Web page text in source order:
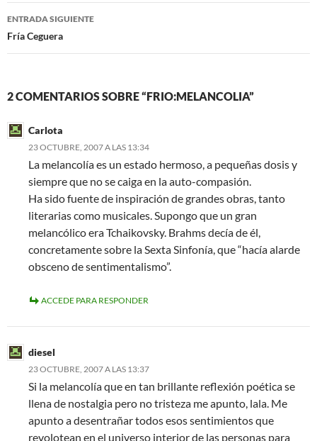
entradas
ENTRADA SIGUIENTE
Fría Ceguera
2 COMENTARIOS SOBRE “FRIO:MELANCOLIA”
Carlota
23 OCTUBRE, 2007 A LAS 13:34
La melancolía es un estado hermoso, a pequeñas dosis y
siempre que no se caiga en la auto-compasión.
Ha sido fuente de inspiración de grandes obras, tanto
literarias como musicales. Supongo que un gran
melancólico era Tchaikovsky. Brahms decía de él,
concretamente sobre la Sexta Sinfonía, que “hacía alarde
obsceno de sentimentalismo”.
ACCEDE PARA RESPONDER
diesel
23 OCTUBRE, 2007 A LAS 13:37
Si la melancolía que en tan brillante reflexión poética se
llena de nostalgia pero no tristeza me apunto, lala. Me
apunto a desentrañar todos esos sentimientos que
revolotean en el universo interior de las personas para